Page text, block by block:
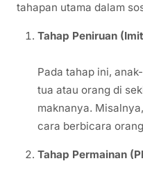
tahapan utama dalam
Tahap Peniruan
Pada tahap ini,
tua atau orang di
maknanya.
cara berbicara
Tahap Permainan